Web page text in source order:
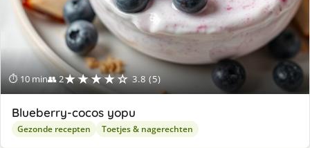
⏱ 10 min👥 2★★★★☆ 3.8 (5)
Blueberry-cocos yopu
Gezonde recepten Toetjes & nagerechten